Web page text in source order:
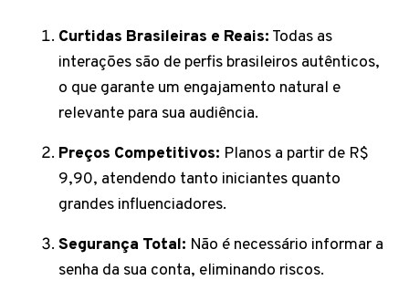
Curtidas Brasileiras e Reais: Todas as
interações são de perfis brasileiros autênticos,
o que garante um engajamento natural e
relevante para sua audiência.
Preços Competitivos: Planos a partir de R$
9,90, atendendo tanto iniciantes quanto
grandes influenciadores.
Segurança Total: Não é necessário informar a
senha da sua conta, eliminando riscos.